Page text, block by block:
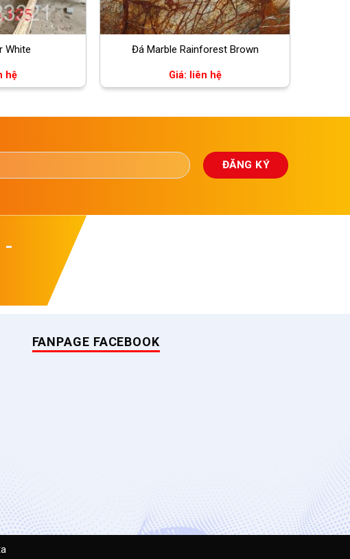
White
hệ
Đá Marble Rainforest Brown
Giá: liên hệ
-
FANPAGE FACEBOOK